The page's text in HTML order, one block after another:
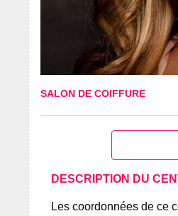
SALON DE COIFFURE
DESCRIPTION DU
Les coordonnées de ce